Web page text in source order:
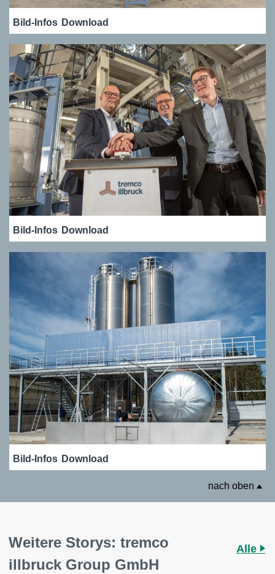
Bild-Infos Download
Bild-Infos Download
Bild-Infos Download
nach oben
Weitere Storys: tremco
illbruck Group GmbH
Alle